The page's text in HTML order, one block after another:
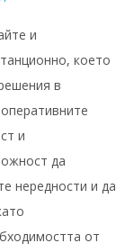
и
което
в
и
да
нередности и да
от